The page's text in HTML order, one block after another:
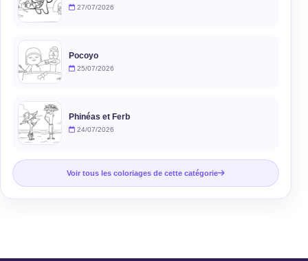
27/07/2026
Pocoyo
25/07/2026
Phinéas et Ferb
24/07/2026
Voir tous les coloriages de cette catégorie